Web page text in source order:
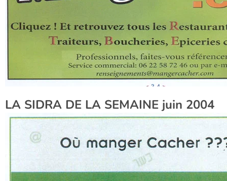
LA SIDRA DE LA SEMAINE juin 2004